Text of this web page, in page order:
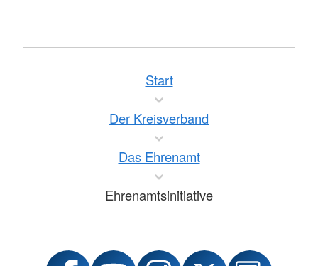
Start
Der Kreisverband
Das Ehrenamt
Ehrenamtsinitiative